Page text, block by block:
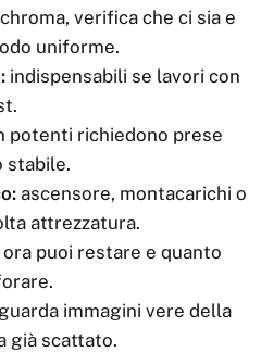
verifica che ci sia e
uniforme.
indispensabili se lavori con
potenti richiedono prese
stabile.
ascensore, montacarichi o
attrezzatura.
puoi restare e quanto
guarda immagini vere della
già scattato.